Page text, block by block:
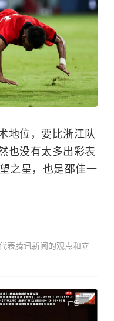
地位，要比浙江队
也没有太多出彩表
之星，也是邵佳一
表腾讯新闻的观点和立
广告